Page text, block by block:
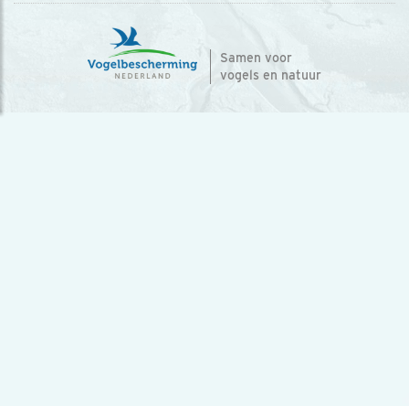
Samen voor
vogels en natuur